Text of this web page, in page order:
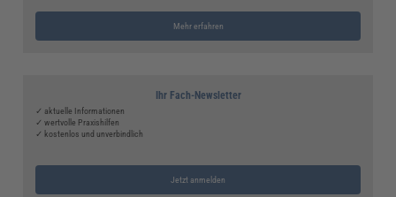
Mehr erfahren
Ihr Fach-Newsletter
✓ aktuelle Informationen
✓ wertvolle Praxishilfen
✓ kostenlos und unverbindlich
Jetzt anmelden